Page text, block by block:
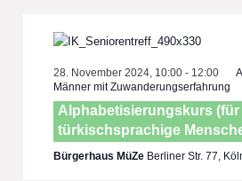
28. November 2024, 10:00 - 12:00
Männer mit Zuwanderungserfahrung
Alphabetisierungskurs (für
türkischsprachige
Bürgerhaus MüZe Berliner Str. 77,